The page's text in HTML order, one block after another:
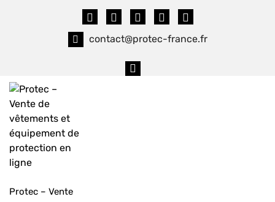
contact@protec-france.fr
Protec – Vente